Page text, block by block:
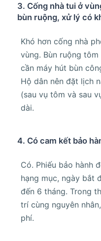
3. Cống nhà tui ở
bùn ruộng, xử lý có
Khó hơn cống nhà
vùng. Bùn ruộng
cần máy hút bùn
Hộ dân nên đặt lịch
(sau vụ tôm và sau
dài.
4. Có cam kết bảo
Có. Phiếu bảo hành
hạng mục, ngày bắt
đến 6 tháng. Trong
trí cùng nguyên
phí.